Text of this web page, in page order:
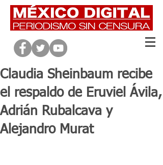
Claudia Sheinbaum recibe
el respaldo de Eruviel Ávila,
Adrián Rubalcava y
Alejandro Murat